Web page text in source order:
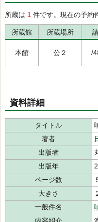
所蔵は 1 件です。現在の予約
所蔵館 所蔵場所
本館 公２ /
資料詳細
タイトル
著者
出版者
出版年
ページ数
大きさ
一般件名